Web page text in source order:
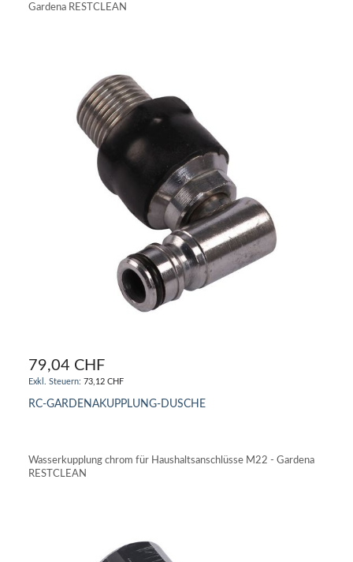
Gardena RESTCLEAN
79,04 CHF
73,12 CHF
RC-GARDENAKUPPLUNG-DUSCHE
Wasserkupplung chrom für Haushaltsanschlüsse M22 - Gardena
RESTCLEAN